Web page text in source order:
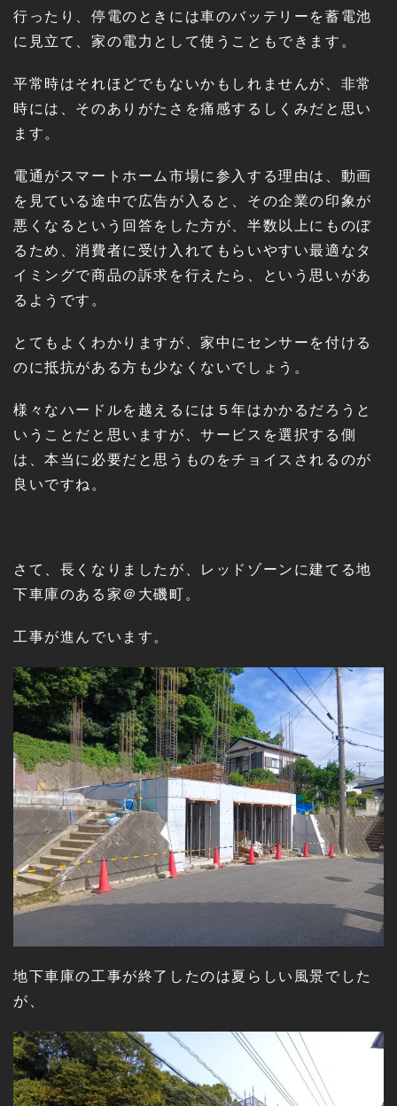
行ったり、停電のときには車のバッテリーを蓄電池
に見立て、家の電力として使うこともできます。
平常時はそれほどでもないかもしれませんが、非常
時には、そのありがたさを痛感するしくみだと思い
ます。
電通がスマートホーム市場に参入する理由は、動画
を見ている途中で広告が入ると、その企業の印象が
悪くなるという回答をした方が、半数以上にものぼ
るため、消費者に受け入れてもらいやすい最適なタ
イミングで商品の訴求を行えたら、という思いがあ
るようです。
とてもよくわかりますが、家中にセンサーを付ける
のに抵抗がある方も少なくないでしょう。
様々なハードルを越えるには５年はかかるだろうと
いうことだと思いますが、サービスを選択する側
は、本当に必要だと思うものをチョイスされるのが
良いですね。
さて、長くなりましたが、レッドゾーンに建てる地
下車庫のある家＠大磯町。
工事が進んでいます。
地下車庫の工事が終了したのは夏らしい風景でした
が、